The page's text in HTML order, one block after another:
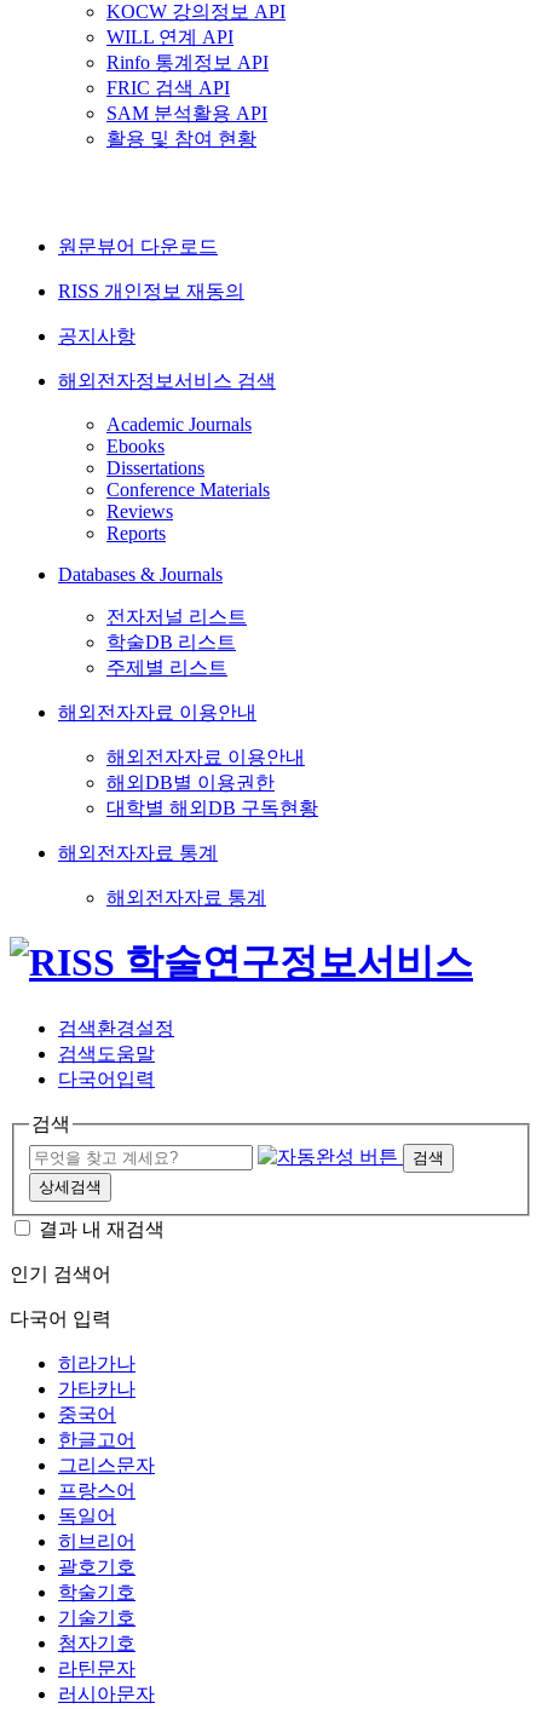
KOCW 강의정보 API
WILL 연계 API
Rinfo 통계정보 API
FRIC 검색 API
SAM 분석활용 API
활용 및 참여 현황
원문뷰어 다운로드
RISS 개인정보 재동의
공지사항
해외전자정보서비스 검색
Academic Journals
Ebooks
Dissertations
Conference Materials
Reviews
Reports
Databases & Journals
전자저널 리스트
학술DB 리스트
주제별 리스트
해외전자자료 이용안내
해외전자자료 이용안내
해외DB별 이용권한
대학별 해외DB 구독현황
해외전자자료 통계
해외전자자료 통계
검색환경설정
검색도움말
다국어입력
검색
검색
상세검색
결과 내 재검색
인기 검색어
다국어 입력
히라가나
가타카나
중국어
한글고어
그리스문자
프랑스어
독일어
히브리어
괄호기호
학술기호
기술기호
첨자기호
라틴문자
러시아문자